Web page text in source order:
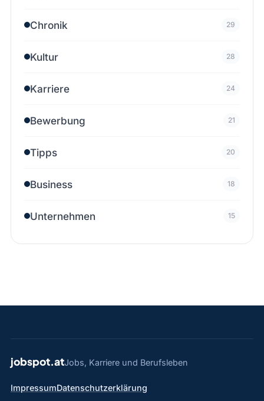
Chronik 29
Kultur 28
Karriere 24
Bewerbung 21
Tipps 20
Business 18
Unternehmen 15
jobspot.atJobs, Karriere und Berufsleben
ImpressumDatenschutzerklärung